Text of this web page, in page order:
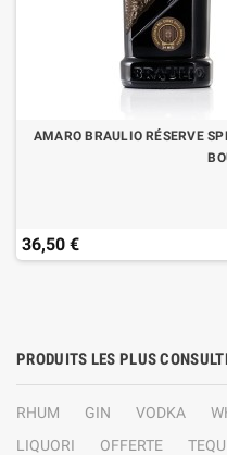
AMARO BRAULIO RÉSERVE
36,50 €
PRODUITS LES PLUS
RHUM GIN VODKA
LIQUORI
OFFERTE